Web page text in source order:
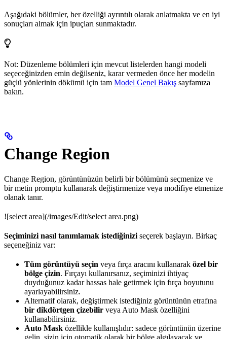
Aşağıdaki bölümler, her özelliği ayrıntılı olarak anlatmakta ve en iyi
sonuçları almak için ipuçları sunmaktadır.
Not: Düzenleme bölümleri için mevcut listelerden hangi modeli
seçeceğinizden emin değilseniz, karar vermeden önce her modelin
güçlü yönlerinin dökümü için tam Model Genel Bakış sayfamıza
bakın.
Change Region
Change Region, görüntünüzün belirli bir bölümünü seçmenize ve
bir metin promptu kullanarak değiştirmenize veya modifiye etmenize
olanak tanır.
![select area](/images/Edit/select area.png)
Seçiminizi nasıl tanımlamak istediğinizi seçerek başlayın. Birkaç
seçeneğiniz var:
Tüm görüntüyü seçin veya fırça aracını kullanarak özel bir
bölge çizin. Fırçayı kullanırsanız, seçiminizi ihtiyaç
duyduğunuz kadar hassas hale getirmek için fırça boyutunu
ayarlayabilirsiniz.
Alternatif olarak, değiştirmek istediğiniz görüntünün etrafına
bir dikdörtgen çizebilir veya Auto Mask özelliğini
kullanabilirsiniz.
Auto Mask özellikle kullanışlıdır: sadece görüntünün üzerine
gelin, sizin için otomatik olarak bir bölge algılayacak ve